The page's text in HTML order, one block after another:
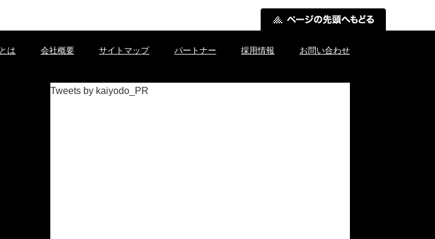
は 会社概要 サイトマップ パートナー 採用情報 お問い合わせ
Tweets by kaiyodo_PR